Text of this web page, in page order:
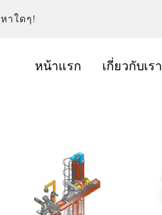
าใดๆ!
หน้าแรก เกี่ยวกับเรา